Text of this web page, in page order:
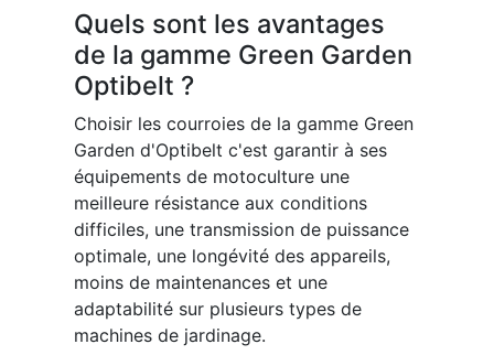
Quels sont les avantages
de la gamme Green Garden
Optibelt ?
Choisir les courroies de la gamme Green
Garden d'Optibelt c'est garantir à ses
équipements de motoculture une
meilleure résistance aux conditions
difficiles, une transmission de puissance
optimale, une longévité des appareils,
moins de maintenances et une
adaptabilité sur plusieurs types de
machines de jardinage.